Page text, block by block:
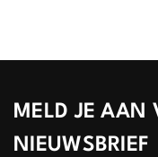
MELD JE AAN
NIEUWSBRIEF